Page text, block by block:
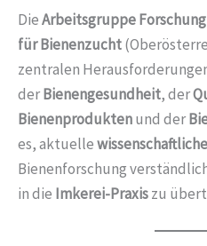
DieArbeitsgruppe Forschung
für Bienenzucht
zentralen
derBienengesundheit, der
Bienenproduktenund der
es, aktuelle
Bienenforschung
in die Imkerei-Praxiszu